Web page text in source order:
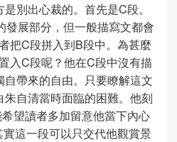
別出心裁的。首先是C段。
展部分，但一般描寫文都會
把C段拼入到B段中。為甚麼
入C段呢？他在C段中沒有描
帶來的自由。只要瞭解這文
自清當時面臨的困難。他刻
望讀者多加留意他當下內心
這一段可以只交代他觀賞景